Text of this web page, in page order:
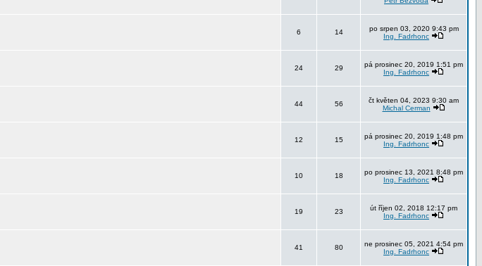
6 14
po srpen 03, 2020 9:43 pm
Ing. Fadrhonc
24 29
pá prosinec 20, 2019 1:51 pm
Ing. Fadrhonc
44 56
čt květen 04, 2023 9:30 am
Michal Cerman
12 15
pá prosinec 20, 2019 1:48 pm
Ing. Fadrhonc
10 18
po prosinec 13, 2021 8:48 pm
Ing. Fadrhonc
19 23
út říjen 02, 2018 12:17 pm
Ing. Fadrhonc
41 80
ne prosinec 05, 2021 4:54 pm
Ing. Fadrhonc